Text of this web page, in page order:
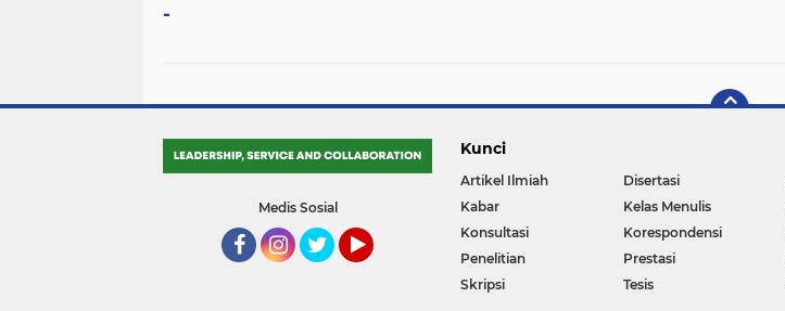
-
Medis Sosial
Kunci
Artikel Ilmiah Disertasi
Kabar
Kelas Menulis
Konsultasi
Korespondensi
Penelitian
Prestasi
Skripsi
Tesis